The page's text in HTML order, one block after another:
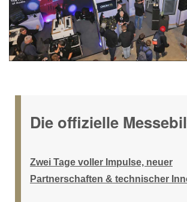
Die offizielle
Zwei Tage voller Impulse, neuer
Partnerschaften & technischer